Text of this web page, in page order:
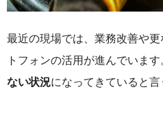
最近の現場では、業務改善や
トフォンの活用が進んでいます
ない状況になってきていると言